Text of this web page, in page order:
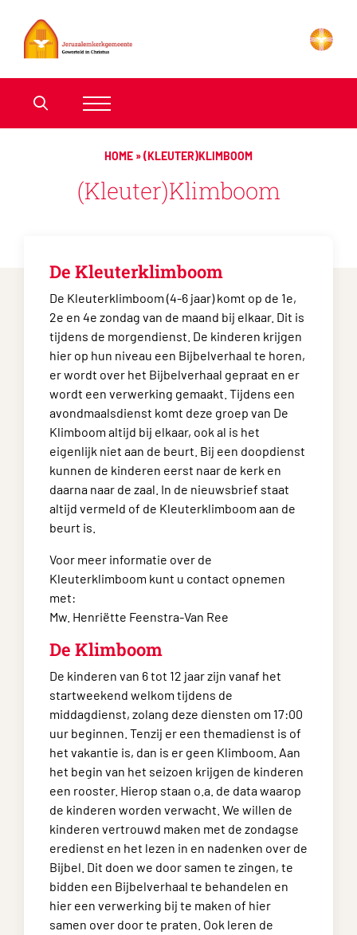
HOME »(KLEUTER)KLIMBOOM
(Kleuter)Klimboom
De Kleuterklimboom
De Kleuterklimboom (4-6 jaar) komt op de 1e,
2e en 4e zondag van de maand bij elkaar. Dit is
tijdens de morgendienst. De kinderen krijgen
hier op hun niveau een Bijbelverhaal te horen,
er wordt over het Bijbelverhaal gepraat en er
wordt een verwerking gemaakt. Tijdens een
avondmaalsdienst komt deze groep van De
Klimboom altijd bij elkaar, ook al is het
eigenlijk niet aan de beurt. Bij een doopdienst
kunnen de kinderen eerst naar de kerk en
daarna naar de zaal. In de nieuwsbrief staat
altijd vermeld of de Kleuterklimboom aan de
beurt is.
Voor meer informatie over de
Kleuterklimboom kunt u contact opnemen
met:
Mw. Henriëtte Feenstra-Van Ree
De Klimboom
De kinderen van 6 tot 12 jaar zijn vanaf het
startweekend welkom tijdens de
middagdienst, zolang deze diensten om 17:00
uur beginnen. Tenzij er een themadienst is of
het vakantie is, dan is er geen Klimboom. Aan
het begin van het seizoen krijgen de kinderen
een rooster. Hierop staan o.a. de data waarop
de kinderen worden verwacht. We willen de
kinderen vertrouwd maken met de zondagse
eredienst en het lezen in en nadenken over de
Bijbel. Dit doen we door samen te zingen, te
bidden een Bijbelverhaal te behandelen en
hier een verwerking bij te maken of hier
samen over door te praten. Ook leren de